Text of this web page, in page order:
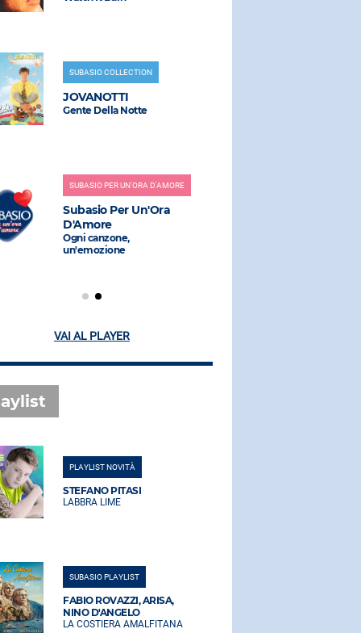
SUBASIO COLLECTION
JOVANOTTI
Gente Della Notte
SUBASIO PER UN'ORA D'AMORE
Subasio Per Un'Ora
D'Amore
Ogni canzone,
un'emozione
VAI AL PLAYER
PLAYLIST NOVITÀ
STEFANO PITASI
LABBRA LIME
SUBASIO PLAYLIST
FABIO ROVAZZI, ARISA,
NINO D'ANGELO
LA COSTIERA AMALFITANA